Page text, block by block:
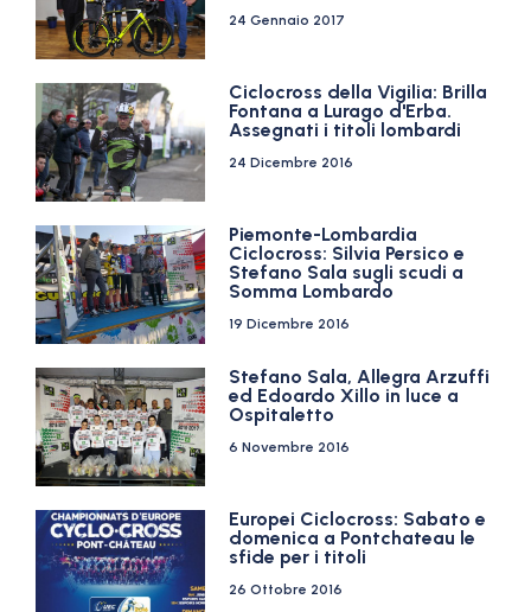
24 Gennaio 2017
Ciclocross della Vigilia: Brilla
Fontana a Lurago d'Erba.
Assegnati i titoli lombardi
24 Dicembre 2016
Piemonte-Lombardia
Ciclocross: Silvia Persico e
Stefano Sala sugli scudi a
Somma Lombardo
19 Dicembre 2016
Stefano Sala, Allegra Arzuffi
ed Edoardo Xillo in luce a
Ospitaletto
6 Novembre 2016
Europei Ciclocross: Sabato e
domenica a Pontchateau le
sfide per i titoli
26 Ottobre 2016